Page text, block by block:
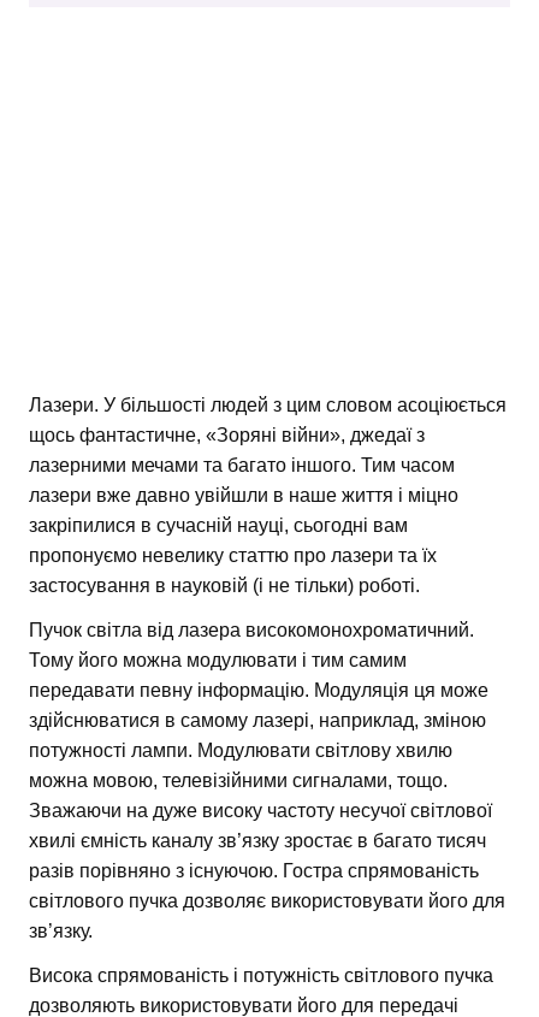
Лазери. У більшості людей з цим словом асоціюється
щось фантастичне, «Зоряні війни», джедаї з
лазерними мечами та багато іншого. Тим часом
лазери вже давно увійшли в наше життя і міцно
закріпилися в сучасній науці, сьогодні вам
пропонуємо невелику статтю про лазери та їх
застосування в науковій (і не тільки) роботі.
Пучок світла від лазера високомонохроматичний.
Тому його можна модулювати і тим самим
передавати певну інформацію. Модуляція ця може
здійснюватися в самому лазері, наприклад, зміною
потужності лампи. Модулювати світлову хвилю
можна мовою, телевізійними сигналами, тощо.
Зважаючи на дуже високу частоту несучої світлової
хвилі ємність каналу зв’язку зростає в багато тисяч
разів порівняно з існуючою. Гостра спрямованість
світлового пучка дозволяє використовувати його для
зв’язку.
Висока спрямованість і потужність світлового пучка
дозволяють використовувати його для передачі